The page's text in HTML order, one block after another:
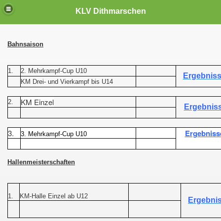
KLV Dithmarschen
Bahnsaison
1. 2. Mehrkampf-Cup U10
KM Drei- und Vierkampf bis U14
2. KM Einzel
3. 3. Mehrkampf-Cup U10
Hallenmeisterschaften
1. KM-Halle Einzel ab U12